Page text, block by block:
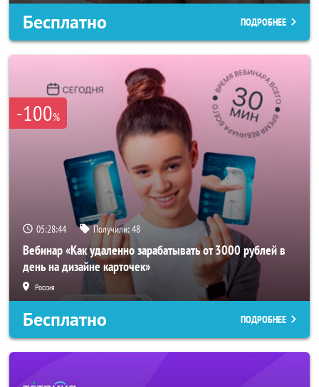
Бесплатно ПОДРОБНЕЕ
-100%
05:28:42 Получили:48
Вебинар «Как удаленно зарабатывать от 3000 рублей в
день на дизайне карточек»
Россия
Бесплатно ПОДРОБНЕЕ